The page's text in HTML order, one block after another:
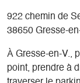
922 chemin de
38650 Gresse-
À Gresse-en-V.,
point, prendre à